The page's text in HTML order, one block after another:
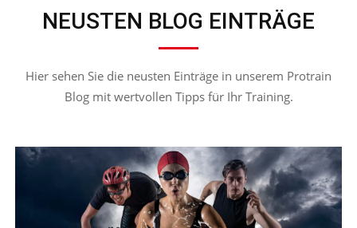
NEUSTEN BLOG EINTRÄGE
Hier sehen Sie die neusten Einträge in unserem Protrain
Blog mit wertvollen Tipps für Ihr Training.